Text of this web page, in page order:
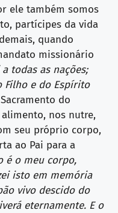
ele também somos
partícipes da vida
quando
missionário
todas as nações;
Filho e do Espírito
do
nos nutre,
seu próprio corpo,
ao Pai para a
é o meu corpo,
isto em memória
vivo descido do
eternamente. E o